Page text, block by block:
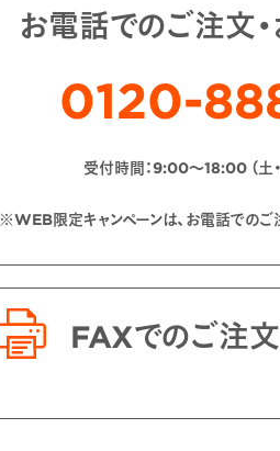
お電話でのご注文
0120-
受付時間：9:00〜18:00 （土・
※WEB限定キャンペーンは、お電話でのご
FAXでのご注